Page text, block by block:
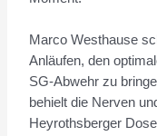
Marco Westhause
Anläufen, den
SG-Abwehr zu
behielt die Nerven
Heyrothsberger